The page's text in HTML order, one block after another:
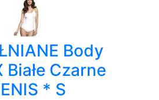
Body
Białe Czarne
* S